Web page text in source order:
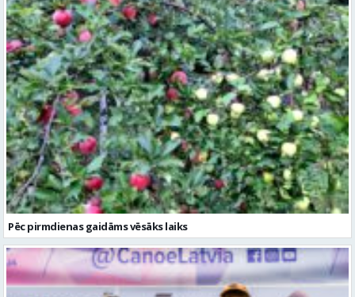
Pēc pirmdienas gaidāms vēsāks laiks